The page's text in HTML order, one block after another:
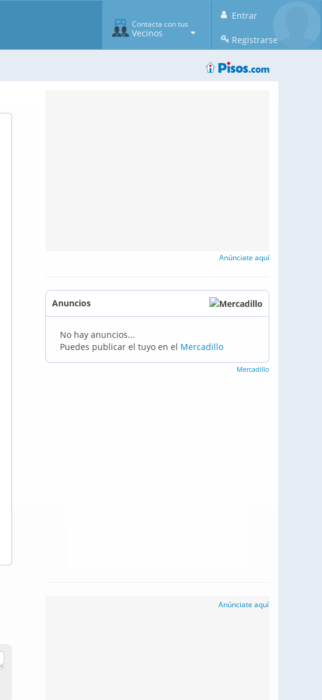
Entrar
Registrarse
Contacta con tus
Vecinos
Anúnciate aquí
Anuncios
No hay anuncios...
Puedes publicar el tuyo en el Mercadillo
Mercadillo
Anúnciate aquí